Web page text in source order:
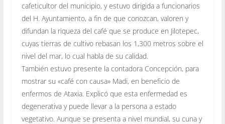
cafeticultor del municipio, y estuvo dirigida a funcionarios
del H. Ayuntamiento, a fin de que conozcan, valoren y
difundan la riqueza del café que se produce en Jilotepec,
cuyas tierras de cultivo rebasan los 1,300 metros sobre el
nivel del mar, lo cual habla de su calidad.
También estuvo presente la contadora Concepción, para
mostrar su «café con causa» Madi, en beneficio de
enfermos de Ataxia. Explicó que esta enfermedad es
degenerativa y puede llevar a la persona a estado
vegetativo. Aunque se presenta a nivel mundial, su cuna y